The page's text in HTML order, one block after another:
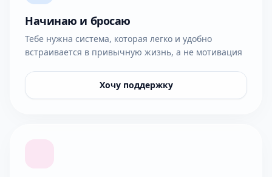
Начинаю и бросаю
Тебе нужна система, которая легко и удобно
встраивается в привычную жизнь, а не мотивация
Хочу поддержку